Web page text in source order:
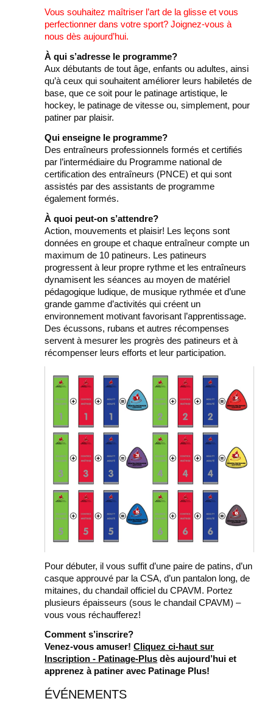
Vous souhaitez maîtriser l’art de la glisse et vous
perfectionner dans votre sport? Joignez-vous à
nous dès aujourd’hui.
À qui s’adresse le programme?
Aux débutants de tout âge, enfants ou adultes, ainsi
qu’à ceux qui souhaitent améliorer leurs habiletés de
base, que ce soit pour le patinage artistique, le
hockey, le patinage de vitesse ou, simplement, pour
patiner par plaisir.
Qui enseigne le programme?
Des entraîneurs professionnels formés et certifiés
par l’intermédiaire du Programme national de
certification des entraîneurs (PNCE) et qui sont
assistés par des assistants de programme
également formés.
À quoi peut-on s’attendre?
Action, mouvements et plaisir! Les leçons sont
données en groupe et chaque entraîneur compte un
maximum de 10 patineurs. Les patineurs
progressent à leur propre rythme et les entraîneurs
dynamisent les séances au moyen de matériel
pédagogique ludique, de musique rythmée et d’une
grande gamme d’activités qui créent un
environnement motivant favorisant l’apprentissage.
Des écussons, rubans et autres récompenses
servent à mesurer les progrès des patineurs et à
récompenser leurs efforts et leur participation.
Pour débuter, il vous suffit d’une paire de patins, d’un
casque approuvé par la CSA, d’un pantalon long, de
mitaines, du chandail officiel du CPAVM. Portez
plusieurs épaisseurs (sous le chandail CPAVM) –
vous vous réchaufferez!
Comment s’inscrire?
Venez-vous amuser!Cliquez ci-haut sur
Inscription - Patinage-Plus dès aujourd’hui et
apprenez à patiner avec Patinage Plus!
ÉVÉNEMENTS